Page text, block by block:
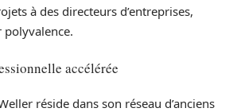
à des directeurs d’entreprises,
accélérée
réside dans son réseau d’anciens